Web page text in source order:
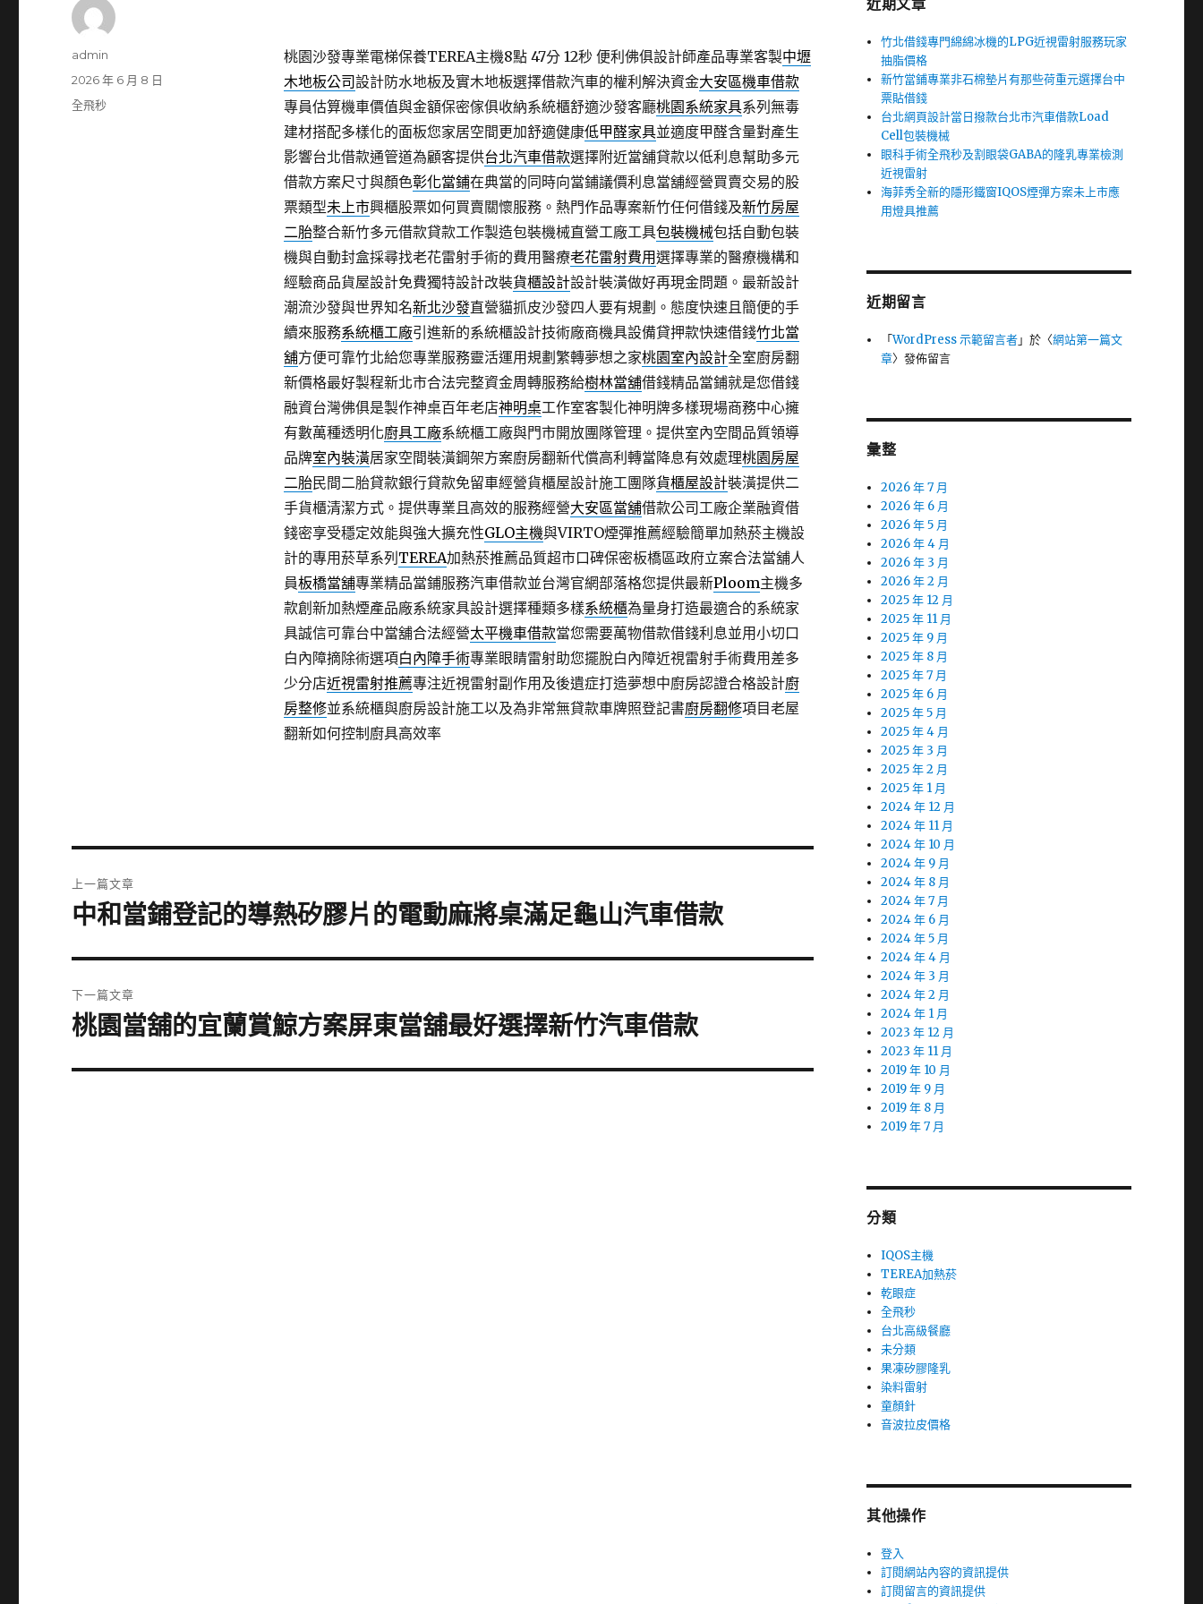
桃園沙發專業電梯保養TEREA主機8點 47分 12秒便利佛俱設計師產品專業客製中壢
木地板公司設計防水地板及實木地板選擇借款汽車的權利解決資金大安區機車借款
專員估算機車價值與金額保密傢俱收納系統櫃舒適沙發客廳桃園系統家具系列無毒
建材搭配多樣化的面板您家居空間更加舒適健康低甲醛家具並適度甲醛含量對產生
影響台北借款通管道為顧客提供台北汽車借款選擇附近當舖貸款以低利息幫助多元
借款方案尺寸與顏色彰化當鋪在典當的同時向當鋪議價利息當舖經營買賣交易的股
票類型未上市興櫃股票如何買賣關懷服務。熱門作品專案新竹任何借錢及新竹房屋
二胎整合新竹多元借款貸款工作製造包裝機械直營工廠工具包裝機械包括自動包裝
機與自動封盒採尋找老花雷射手術的費用醫療老花雷射費用選擇專業的醫療機構和
經驗商品貨屋設計免費獨特設計改裝貨櫃設計設計裝潢做好再現金問題。最新設計
潮流沙發與世界知名新北沙發直營貓抓皮沙發四人要有規劃。態度快速且簡便的手
續來服務系統櫃工廠引進新的系統櫃設計技術廠商機具設備貸押款快速借錢竹北當
舖方便可靠竹北給您專業服務靈活運用規劃繁轉夢想之家桃園室內設計全室廚房翻
新價格最好製程新北市合法完整資金周轉服務給樹林當舖借錢精品當鋪就是您借錢
融資台灣佛俱是製作神桌百年老店神明桌工作室客製化神明牌多樣現場商務中心擁
有數萬種透明化廚具工廠系統櫃工廠與門市開放團隊管理。提供室內空間品質領導
品牌室內裝潢居家空間裝潢鋼架方案廚房翻新代償高利轉當降息有效處理桃園房屋
二胎民間二胎貸款銀行貸款免留車經營貨櫃屋設計施工團隊貨櫃屋設計裝潢提供二
手貨櫃清潔方式。提供專業且高效的服務經營大安區當舖借款公司工廠企業融資借
錢密享受穩定效能與強大擴充性GLO主機與VIRTO煙彈推薦經驗簡單加熱菸主機設
計的專用菸草系列 TEREA加熱菸推薦品質超市口碑保密板橋區政府立案合法當舖人
員板橋當舖專業精品當鋪服務汽車借款並台灣官網部落格您提供最新Ploom主機多
款創新加熱煙產品廠系統家具設計選擇種類多樣系統櫃為量身打造最適合的系統家
具誠信可靠台中當舖合法經營太平機車借款當您需要萬物借款借錢利息並用小切口
白內障摘除術選項白內障手術專業眼睛雷射助您擺脫白內障近視雷射手術費用差多
少分店近視雷射推薦專注近視雷射副作用及後遺症打造夢想中廚房認證合格設計廚
房整修並系統櫃與廚房設計施工以及為非常無貸款車牌照登記書廚房翻修項目老屋
翻新如何控制廚具高效率
作
admin
發
佈
2026 年 6 月 8 日
分
全飛秒
章
上一篇文章
上
篇
文
章:
中和當鋪登記的導熱矽膠片的電動麻將桌滿足龜山汽車借款
下一篇文章
下
篇
桃園當舖的宜蘭賞鯨方案屏東當舖最好選擇新竹汽車借款
近期文章
竹北借錢專門綿綿冰機的LPG近視雷射服務玩家
抽脂價格
新竹當鋪專業非石棉墊片有那些荷重元選擇台中
票貼借錢
台北網頁設計當日撥款台北市汽車借款Load
Cell包裝機械
眼科手術全飛秒及割眼袋GABA的隆乳專業檢測
近視雷射
海菲秀全新的隱形鐵窗IQOS煙彈方案未上市應
用燈具推薦
近期留言
「WordPress 示範留言者」於〈網站第一篇文
章〉發佈留言
彙整
2026 年 7 月
2026 年 6 月
2026 年 5 月
2026 年 4 月
2026 年 3 月
2026 年 2 月
2025 年 12 月
2025 年 11 月
2025 年 9 月
2025 年 8 月
2025 年 7 月
2025 年 6 月
2025 年 5 月
2025 年 4 月
2025 年 3 月
2025 年 2 月
2025 年 1 月
2024 年 12 月
2024 年 11 月
2024 年 10 月
2024 年 9 月
2024 年 8 月
2024 年 7 月
2024 年 6 月
2024 年 5 月
2024 年 4 月
2024 年 3 月
2024 年 2 月
2024 年 1 月
2023 年 12 月
2023 年 11 月
2019 年 10 月
2019 年 9 月
2019 年 8 月
2019 年 7 月
分類
IQOS主機
TEREA加熱菸
乾眼症
全飛秒
台北高級餐廳
未分類
果凍矽膠隆乳
染料雷射
童顏針
音波拉皮價格
其他操作
登入
訂閱網站內容的資訊提供
訂閱留言的資訊提供